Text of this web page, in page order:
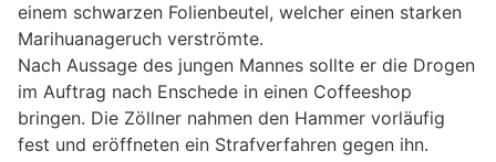
einem schwarzen Folienbeutel, welcher einen starken
Marihuanageruch verströmte.
Nach Aussage des jungen Mannes sollte er die Drogen
im Auftrag nach Enschede in einen Coffeeshop
bringen. Die Zöllner nahmen den Hammer vorläufig
fest und eröffneten ein Strafverfahren gegen ihn.